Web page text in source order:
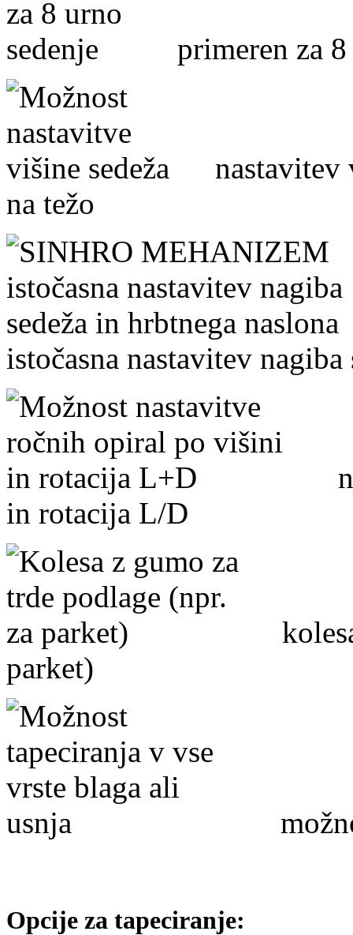
primeren za 8
nastavitev
na težo
istočasna nastavitev
in rotacija L/D
parket)
Opcije za tapeciranje: